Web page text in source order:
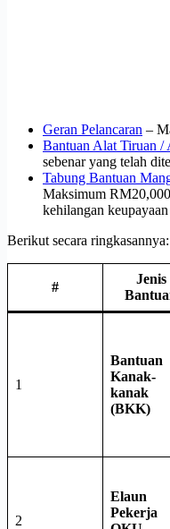
Geran Pelancaran –
Bantuan Alat Tiruan /
sebenar yang telah
Tabung Bantuan
Maksimum
kehilangan
Berikut secara ringkasannya:
#
Jenis
1
Bantuan
Kanak-
kanak
(BKK)
2
Elaun
Pekerja